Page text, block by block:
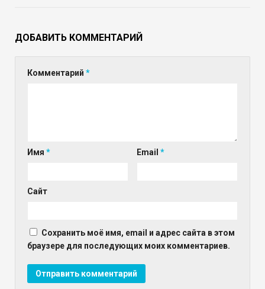
ДОБАВИТЬ КОММЕНТАРИЙ
Комментарий *
Имя * Email*
Сайт
Сохранить моё имя, email и адрес сайта в этом
браузере для последующих моих комментариев.